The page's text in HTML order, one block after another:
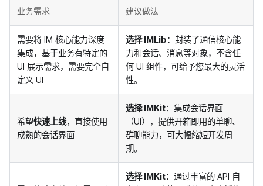
业务需求 建议做法
需要将 IM 核心能力深度
集成，基于业务有特定的
UI 展示需求，需要完全自
定义 UI
选择 IMLib：封装了通信核心能
力和会话、消息等对象，不含任
何 UI 组件，可给予您最大的灵活
性。
希望快速上线，直接使用
成熟的会话界面
选择 IMKit：集成会话界面
（UI），提供开箱即用的单聊、
群聊能力，可大幅缩短开发周
期。
选择 IMKit：通过丰富的 API 自